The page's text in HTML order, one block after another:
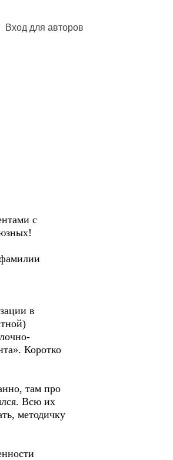
Вход для авторов
с
в
Коротко
там про
Всю их
методичку